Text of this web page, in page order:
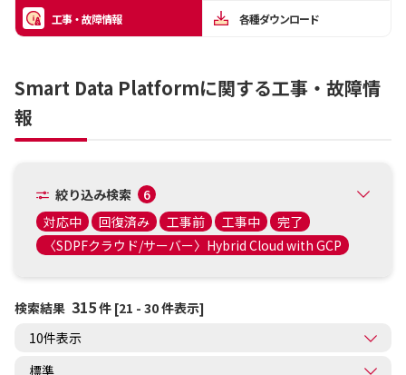
お知らせ サポートサイトの使い方
工事・故障情報 各種ダウンロード
Smart Data Platformに関する工事・故障情
報
絞り込み検索
6
対応中
回復済み 工事前 工事中
完了
〈SDPFクラウド/サーバー〉Hybrid Cloud with GCP
検索結果 315件 [21 - 30 件表示]